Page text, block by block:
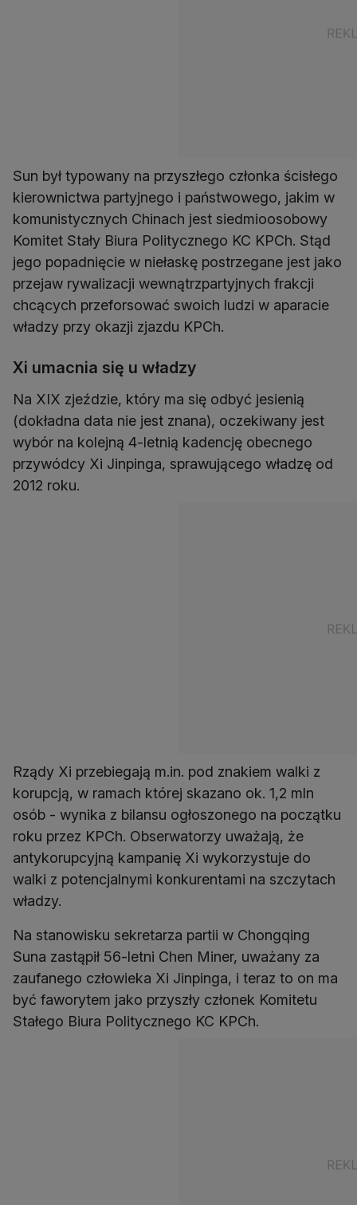
Sun był typowany na przyszłego członka ścisłego
kierownictwa partyjnego i państwowego, jakim w
komunistycznych Chinach jest siedmioosobowy
Komitet Stały Biura Politycznego KC KPCh. Stąd
jego popadnięcie w niełaskę postrzegane jest jako
przejaw rywalizacji wewnątrzpartyjnych frakcji
chcących przeforsować swoich ludzi w aparacie
władzy przy okazji zjazdu KPCh.
Xi umacnia się u władzy
Na XIX zjeździe, który ma się odbyć jesienią
(dokładna data nie jest znana), oczekiwany jest
wybór na kolejną 4-letnią kadencję obecnego
przywódcy Xi Jinpinga, sprawującego władzę od
2012 roku.
Rządy Xi przebiegają m.in. pod znakiem walki z
korupcją, w ramach której skazano ok. 1,2 mln
osób - wynika z bilansu ogłoszonego na początku
roku przez KPCh. Obserwatorzy uważają, że
antykorupcyjną kampanię Xi wykorzystuje do
walki z potencjalnymi konkurentami na szczytach
władzy.
Na stanowisku sekretarza partii w Chongqing
Suna zastąpił 56-letni Chen Miner, uważany za
zaufanego człowieka Xi Jinpinga, i teraz to on ma
być faworytem jako przyszły członek Komitetu
Stałego Biura Politycznego KC KPCh.